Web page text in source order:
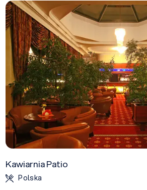
Kawiarnia Patio
Polska